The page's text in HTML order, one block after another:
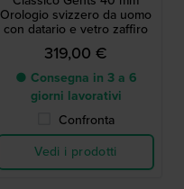
Orologio svizzero da uomo
con datario e vetro zaffiro
319,00 €
● Consegna in 3 a 6
giorni lavorativi
Confronta
Vedi i prodotti